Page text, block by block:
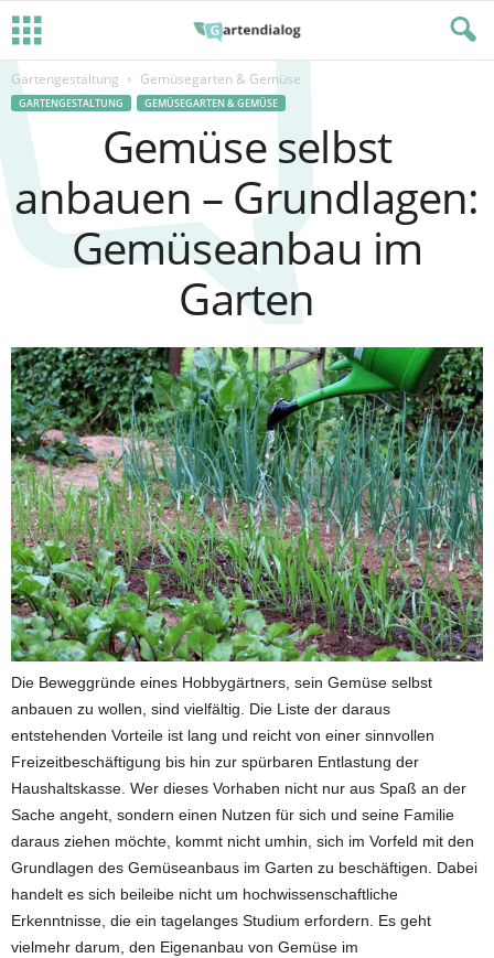
Gartengestaltung Gemüsegarten & Gemüse
GARTENGESTALTUNG GEMÜSEGARTEN & GEMÜSE
Gemüse selbst
anbauen – Grundlagen:
Gemüseanbau im
Garten
Die Beweggründe eines Hobbygärtners, sein Gemüse selbst
anbauen zu wollen, sind vielfältig. Die Liste der daraus
entstehenden Vorteile ist lang und reicht von einer sinnvollen
Freizeitbeschäftigung bis hin zur spürbaren Entlastung der
Haushaltskasse. Wer dieses Vorhaben nicht nur aus Spaß an der
Sache angeht, sondern einen Nutzen für sich und seine Familie
daraus ziehen möchte, kommt nicht umhin, sich im Vorfeld mit den
Grundlagen des Gemüseanbaus im Garten zu beschäftigen. Dabei
handelt es sich beileibe nicht um hochwissenschaftliche
Erkenntnisse, die ein tagelanges Studium erfordern. Es geht
vielmehr darum, den Eigenanbau von Gemüse im